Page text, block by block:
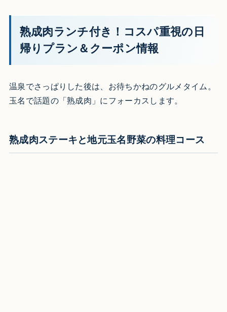
熟成肉ランチ付き！コスパ重視の日
帰りプラン＆クーポン情報
温泉でさっぱりした後は、お待ちかねのグルメタイム。
玉名で話題の「熟成肉」にフォーカスします。
熟成肉ステーキと地元玉名野菜の料理コース